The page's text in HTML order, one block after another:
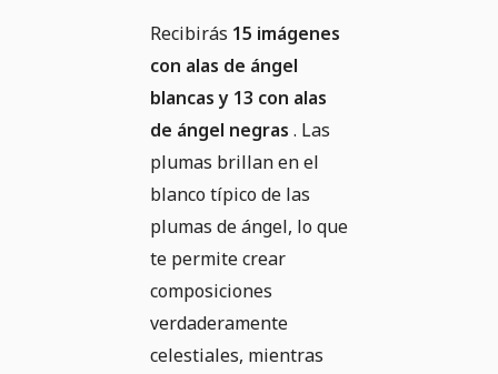
Recibirás 15 imágenes
con alas de ángel
blancas y 13 con alas
de ángel negras . Las
plumas brillan en el
blanco típico de las
plumas de ángel, lo que
te permite crear
composiciones
verdaderamente
celestiales, mientras